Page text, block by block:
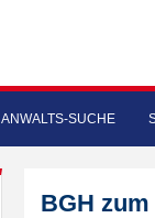
ANWALTS-SUCHE
BGH